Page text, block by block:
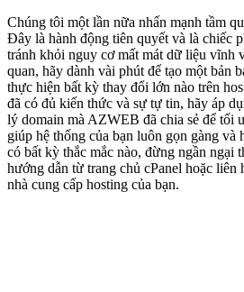
Chúng tôi một lần nữa nhấn mạnh tầm
Đây là hành động tiên quyết và là chiếc
tránh khỏi nguy cơ mất mát dữ liệu vĩnh
quan, hãy dành vài phút để tạo một bản
thực hiện bất kỳ thay đổi lớn nào trên
đã có đủ kiến thức và sự tự tin, hãy áp
lý domain mà AZWEB đã chia sẻ để tối
giúp hệ thống của bạn luôn gọn gàng và
có bất kỳ thắc mắc nào, đừng ngần ngại
hướng dẫn từ trang chủ cPanel hoặc liên
nhà cung cấp hosting của bạn.